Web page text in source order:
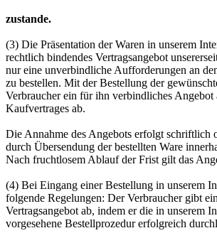
zustande.
(3) Die Präsentation der Waren in unserem
rechtlich bindendes Vertragsangebot
nur eine unverbindliche Aufforderungen an
zu bestellen. Mit der Bestellung der
Verbraucher ein für ihn verbindliches Angebot
Kaufvertrages ab.
Die Annahme des Angebots erfolgt schriftlich
durch Übersendung der bestellten Ware
Nach fruchtlosem Ablauf der Frist gilt das
(4) Bei Eingang einer Bestellung in unserem
folgende Regelungen: Der Verbraucher gibt
Vertragsangebot ab, indem er die in unserem
vorgesehene Bestellprozedur erfolgreich